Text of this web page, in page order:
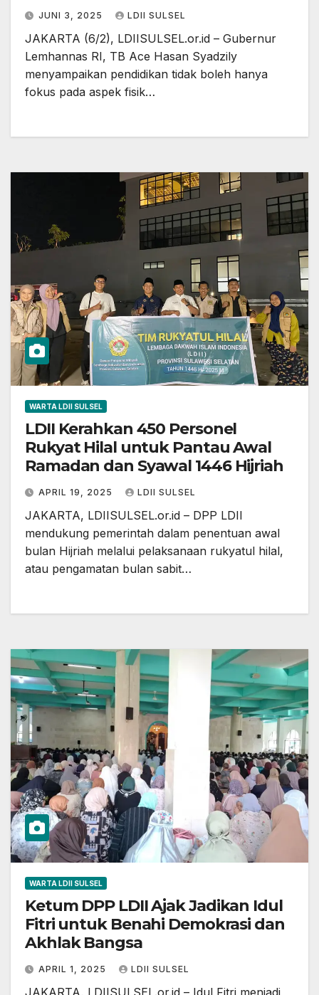
JUNI 3, 2025 LDII SULSEL
JAKARTA (6/2), LDIISULSEL.or.id – Gubernur
Lemhannas RI, TB Ace Hasan Syadzily
menyampaikan pendidikan tidak boleh hanya
fokus pada aspek fisik…
WARTA LDII SULSEL
LDII Kerahkan 450 Personel
Rukyat Hilal untuk Pantau Awal
Ramadan dan Syawal 1446 Hijriah
APRIL 19, 2025 LDII SULSEL
JAKARTA, LDIISULSEL.or.id – DPP LDII
mendukung pemerintah dalam penentuan awal
bulan Hijriah melalui pelaksanaan rukyatul hilal,
atau pengamatan bulan sabit…
WARTA LDII SULSEL
Ketum DPP LDII Ajak Jadikan Idul
Fitri untuk Benahi Demokrasi dan
Akhlak Bangsa
APRIL 1, 2025 LDII SULSEL